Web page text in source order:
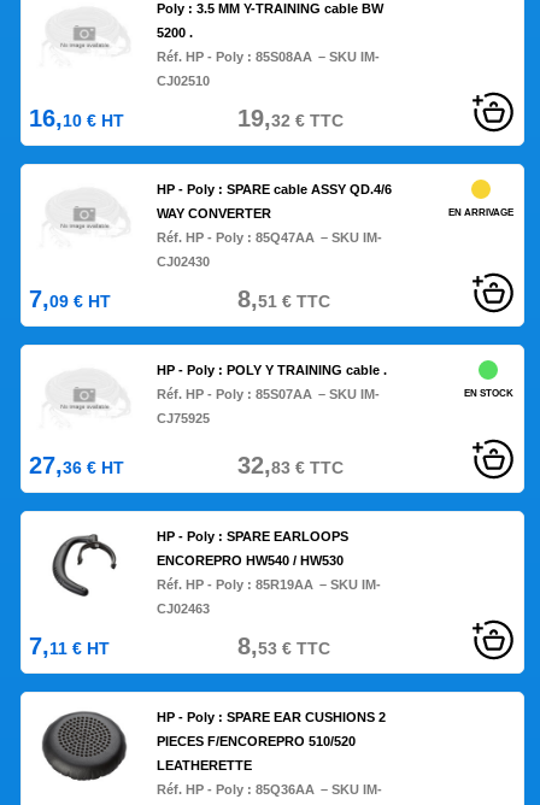
Poly : 3.5 MM Y-TRAINING cable BW
5200 .
Réf. HP - Poly :85S08AA – SKU IM-
CJ02510
16,10 € HT 19,32 €TTC
HP - Poly : SPARE cable ASSY QD.4/6
WAY CONVERTER
Réf. HP - Poly :85Q47AA – SKU IM-
CJ02430
EN ARRIVAGE
7,09 € HT 8,51 €TTC
HP - Poly : POLY Y TRAINING cable .
Réf. HP - Poly :85S07AA – SKU IM-
CJ75925
EN STOCK
27,36 € HT 32,83€TTC
HP - Poly : SPARE EARLOOPS
ENCOREPRO HW540 / HW530
Réf. HP - Poly :85R19AA – SKU IM-
CJ02463
7,11 € HT 8,53€TTC
HP - Poly : SPARE EAR CUSHIONS 2
PIECES F/ENCOREPRO 510/520
LEATHERETTE
Réf. HP - Poly :85Q36AA – SKU IM-